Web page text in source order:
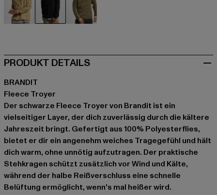
PRODUKT DETAILS
BRANDIT
Fleece Troyer
Der schwarze Fleece Troyer von Brandit ist ein
vielseitiger Layer, der dich zuverlässig durch die kältere
Jahreszeit bringt. Gefertigt aus 100% Polyesterflies,
bietet er dir ein angenehm weiches Tragegefühl und hält
dich warm, ohne unnötig aufzutragen. Der praktische
Stehkragen schützt zusätzlich vor Wind und Kälte,
während der halbe Reißverschluss eine schnelle
Belüftung ermöglicht, wenn's mal heißer wird.